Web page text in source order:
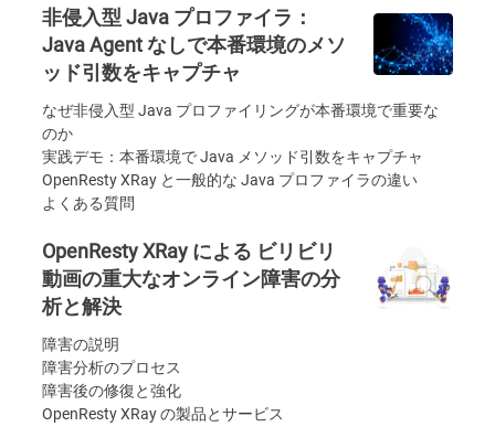
非侵入型 Java プロファイラ：
Java Agent なしで本番環境のメソ
ッド引数をキャプチャ
なぜ非侵入型 Java プロファイリングが本番環境で重要な
のか
実践デモ：本番環境で Java メソッド引数をキャプチャ
OpenResty XRay と一般的な Java プロファイラの違い
よくある質問
OpenResty XRay による ビリビリ
動画の重大なオンライン障害の分
析と解決
障害の説明
障害分析のプロセス
障害後の修復と強化
OpenResty XRay の製品とサービス